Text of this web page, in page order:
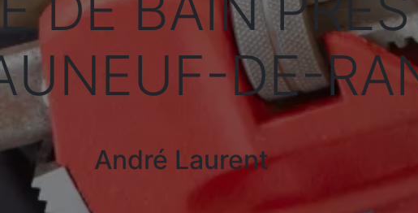
DE-
André Laurent